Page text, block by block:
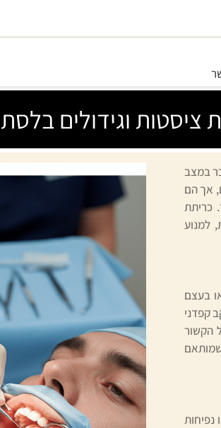
ציסטות וגידולים בלסת
במצב
אך הם
כריתת
למנוע
בעצם
קפדני
הקשור
נפיחות